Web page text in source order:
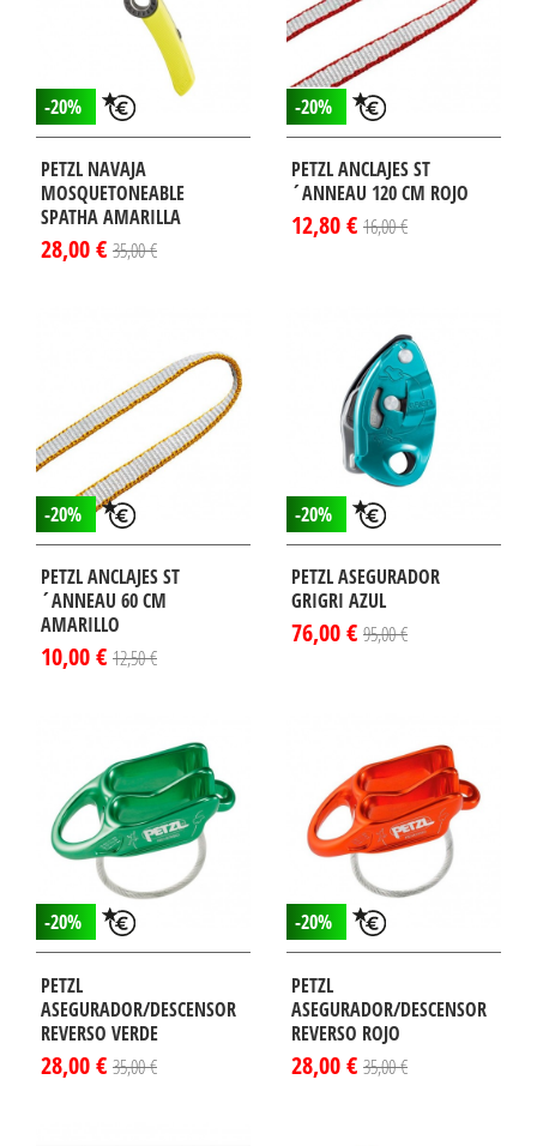
-20%
PETZL NAVAJA
MOSQUETONEABLE
SPATHA AMARILLA
28,00 € 35,00 €
-20%
PETZL ANCLAJES ST
´ANNEAU 120 CM ROJO
12,80 € 16,00 €
-20%
PETZL ANCLAJES ST
´ANNEAU 60 CM
AMARILLO
10,00 € 12,50 €
-20%
PETZL ASEGURADOR
GRIGRI AZUL
76,00 € 95,00 €
-20%
PETZL
ASEGURADOR/DESCENSOR
REVERSO VERDE
28,00 € 35,00 €
-20%
PETZL
ASEGURADOR/DESCENSOR
REVERSO ROJO
28,00 € 35,00 €